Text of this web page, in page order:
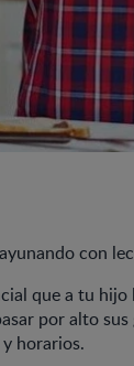
con
que a tu
por alto
horarios.